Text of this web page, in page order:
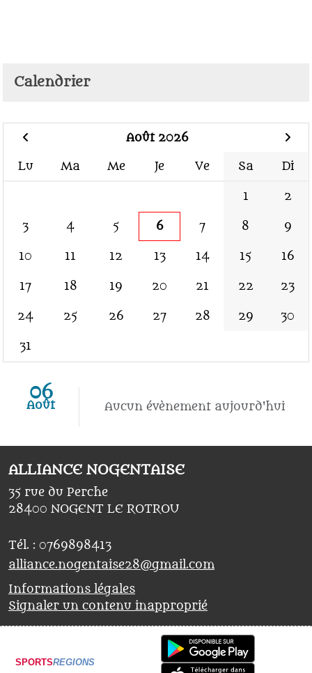
Calendrier
Août 2026
Lu Ma Me Je Ve Sa Di
1 2
3 4 5 6 7 8 9
10 11 12 13 14 15 16
17 18 19 20 21 22 23
24 25 26 27 28 29 30
31
06
Août Aucun évènement aujourd'hui
ALLIANCE NOGENTAISE
35 rue du Perche
28400 NOGENT LE ROTROU
Tél. : 0769898413
alliance.nogentaise28@gmail.com
Informations légales
Signaler un contenu inapproprié
SPORTSREGIONS